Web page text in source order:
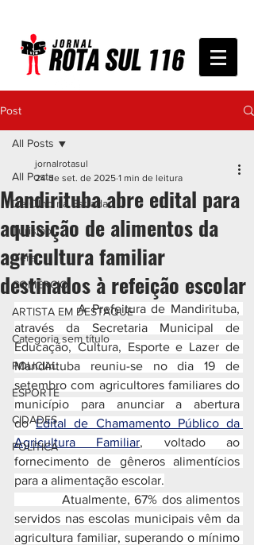
Post
All Posts
De Olho na Estrada
Turismo
Geral
COMÉRCIO
ARTISTA EM DESTAQUE
Categoria sem título
POLICIAL
ESPORTE
CIDADES
POLÍTICA
All Posts
Mandirituba abre edital para
aquisição de alimentos da
agricultura familiar
destinados à refeição escolar
jornalrotasul
24 de set. de 2025 1 min de leitura
A Prefeitura de Mandirituba,
através da Secretaria Municipal de
Educação, Cultura, Esporte e Lazer de
Mandirituba reuniu-se no dia 19 de
setembro com agricultores familiares do
município para anunciar a abertura
do Edital de Chamamento Público da
Agricultura Familiar, voltado ao
fornecimento de gêneros alimentícios
para a alimentação escolar.
Atualmente, 67% dos alimentos
servidos nas escolas municipais vêm da
agricultura familiar, superando o mínimo